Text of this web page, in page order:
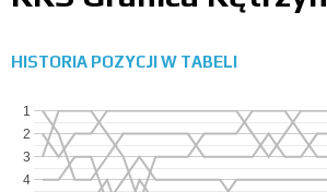
HISTORIA POZYCJI W TABELI
1
2
3
4